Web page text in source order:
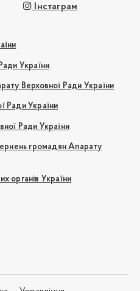
Інстаграм
України
Верховної Ради України
Ради України
Ради України
громадян Апарату
органів України